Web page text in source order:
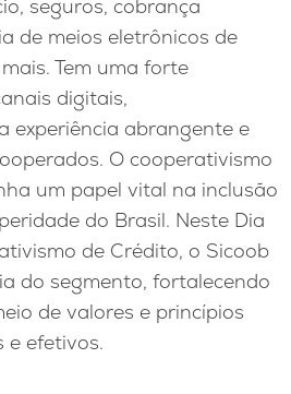
seguros, cobrança
de meios eletrônicos de
Tem uma forte
digitais,
experiência abrangente e
O cooperativismo
um papel vital na inclusão
do Brasil. Neste Dia
de Crédito, o Sicoob
do segmento, fortalecendo
de valores e princípios
e efetivos.